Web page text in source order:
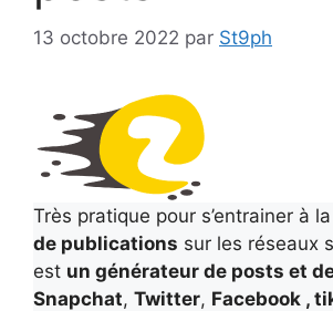
13 octobre 2022 par St9ph
Très pratique pour s’entrainer à la
de publications sur les réseaux
est un générateur de posts et
Snapchat, Twitter, Facebook ,